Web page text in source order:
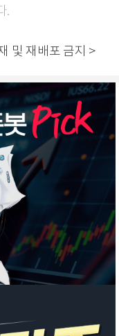
.
및 재배포 금지 >